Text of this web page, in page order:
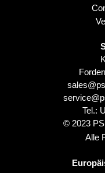
Tel.:
© 2023
Alle